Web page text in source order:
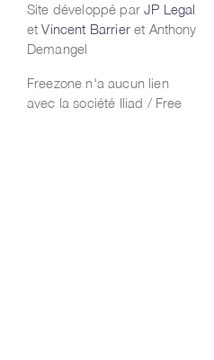
Site développé parJP Legal
etVincent Barrieret Anthony
Demangel
Freezone n'a aucun lien
avec la société Iliad / Free